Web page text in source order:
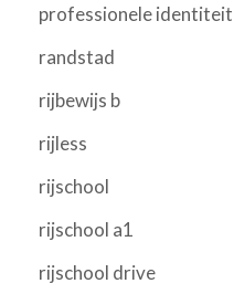
professionele identiteit
randstad
rijbewijs b
rijless
rijschool
rijschool a1
rijschool drive